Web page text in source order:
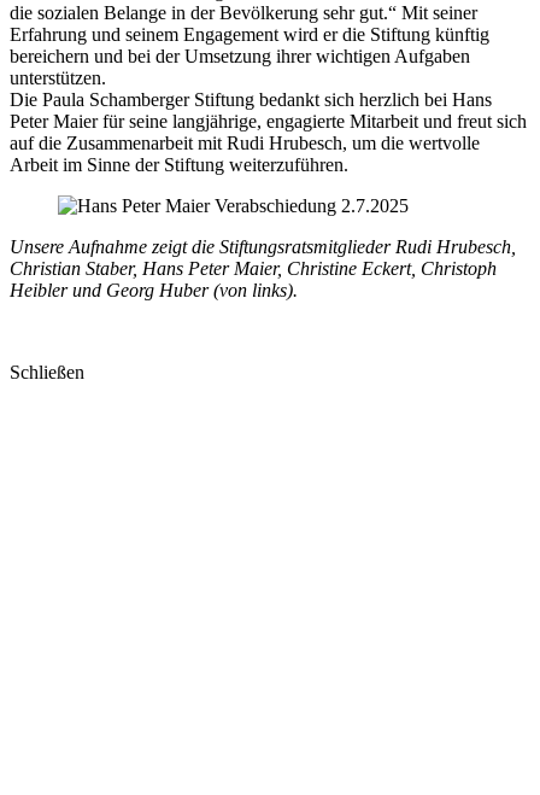
die sozialen Belange in der Bevölkerung sehr gut.“ Mit seiner
Erfahrung und seinem Engagement wird er die Stiftung künftig
bereichern und bei der Umsetzung ihrer wichtigen Aufgaben
unterstützen.
Die Paula Schamberger Stiftung bedankt sich herzlich bei Hans
Peter Maier für seine langjährige, engagierte Mitarbeit und freut sich
auf die Zusammenarbeit mit Rudi Hrubesch, um die wertvolle
Arbeit im Sinne der Stiftung weiterzuführen.
Unsere Aufnahme zeigt die Stiftungsratsmitglieder Rudi Hrubesch,
Christian Staber, Hans Peter Maier, Christine Eckert, Christoph
Heibler und Georg Huber (von links).
Schließen